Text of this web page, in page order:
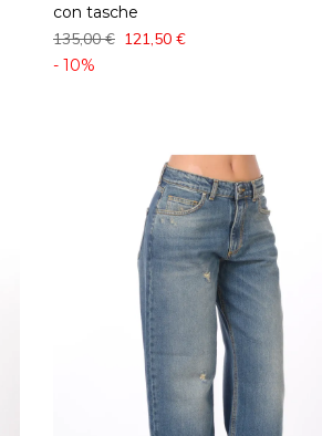
con tasche
135,00 € 121,50 €
- 10%